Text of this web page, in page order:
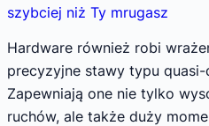
szybciej niż Ty mrugasz
Hardware również robi
precyzyjne stawy typu
Zapewniają one nie tylko
ruchów, ale także duży